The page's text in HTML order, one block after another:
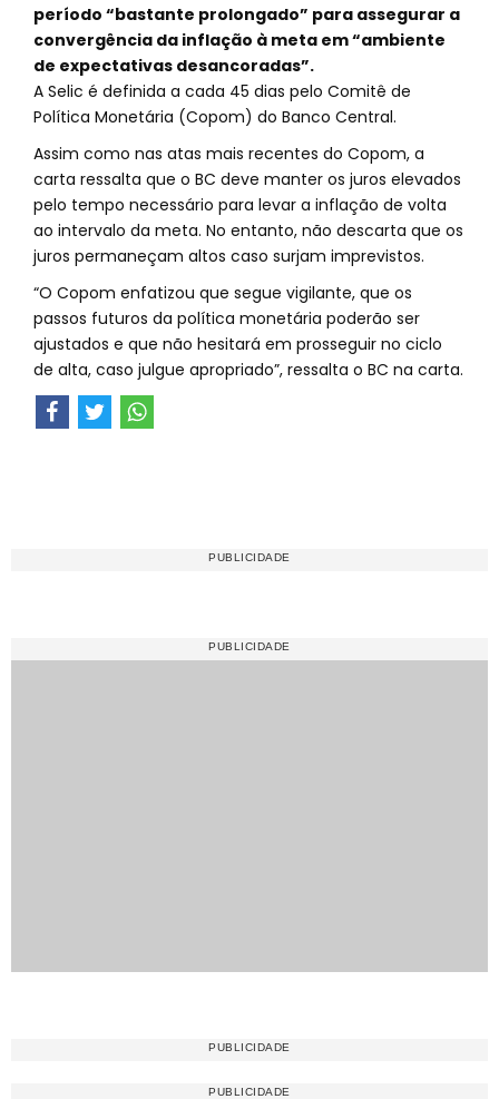
período “bastante prolongado” para assegurar a
convergência da inflação à meta em “ambiente
de expectativas desancoradas”.
A Selic é definida a cada 45 dias pelo Comitê de
Política Monetária (Copom) do Banco Central.
Assim como nas atas mais recentes do Copom, a
carta ressalta que o BC deve manter os juros elevados
pelo tempo necessário para levar a inflação de volta
ao intervalo da meta. No entanto, não descarta que os
juros permaneçam altos caso surjam imprevistos.
“O Copom enfatizou que segue vigilante, que os
passos futuros da política monetária poderão ser
ajustados e que não hesitará em prosseguir no ciclo
de alta, caso julgue apropriado”, ressalta o BC na carta.